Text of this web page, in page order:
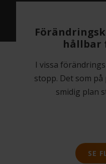
hållbar
I vissa
stopp. Det som
smidig plan
SE